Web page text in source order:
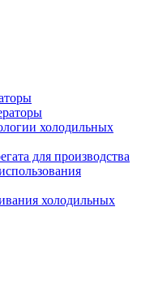
холодильных
для производства
холодильных